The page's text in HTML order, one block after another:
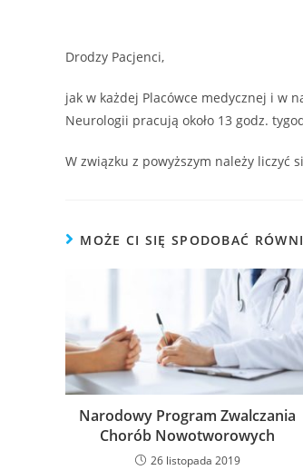
Drodzy Pacjenci,
jak w każdej Placówce medycznej i w
Neurologii pracują około 13 godz.
W związku z powyższym należy liczyć
MOŻE CI SIĘ SPODOBAĆ
Narodowy Program Zwalczania
Chorób Nowotworowych
26 listopada 2019